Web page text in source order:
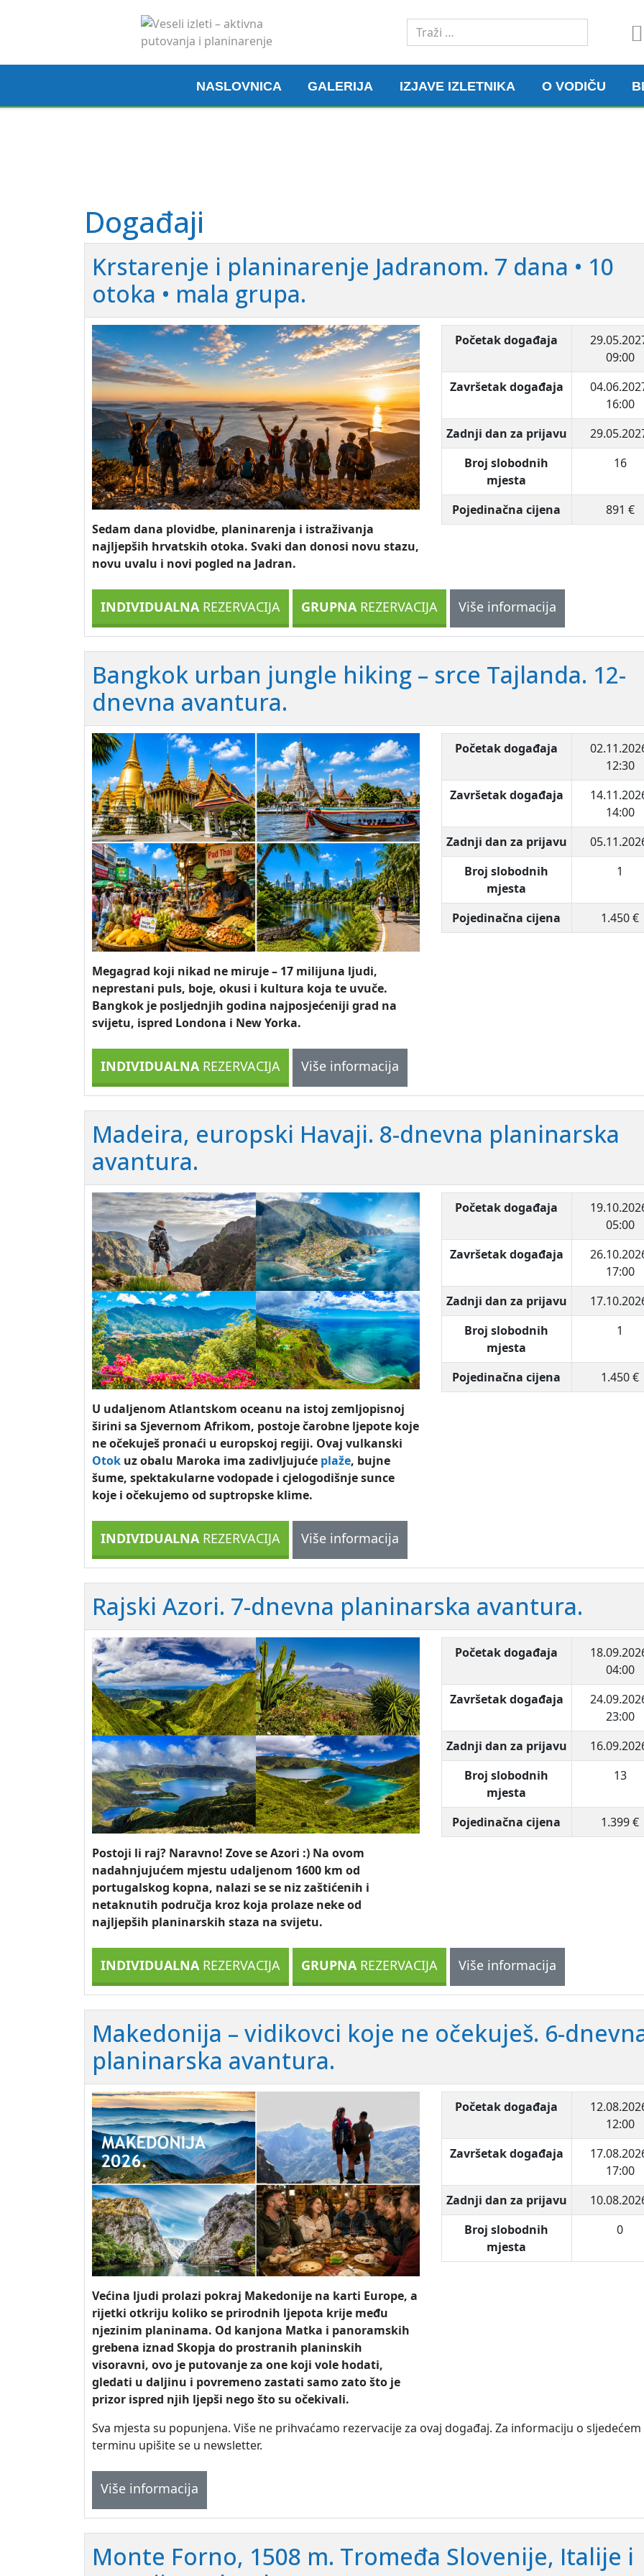
Traži
NASLOVNICA GALERIJA IZJAVE IZLETNIKA O VODIČU
Događaji
Krstarenje i planinarenje Jadranom. 7 dana • 10
otoka • mala grupa.
Sedam dana plovidbe, planinarenja i istraživanja
najljepših hrvatskih otoka. Svaki dan donosi novu stazu,
novu uvalu i novi pogled na Jadran.
Početak događaja
09:00
Završetak događaja
16:00
Zadnji dan za prijavu
Broj slobodnih
mjesta
16
Pojedinačna cijena 891 €
INDIVIDUALNAREZERVACIJA GRUPNAREZERVACIJA Više informacija
Bangkok urban jungle hiking – srce Tajlanda. 12-
dnevna avantura.
Megagrad koji nikad ne miruje – 17 milijuna ljudi,
neprestani puls, boje, okusi i kultura koja te uvuče.
Bangkok je posljednjih godina najposjećeniji grad na
svijetu, ispred Londona i New Yorka.
Početak događaja
12:30
Završetak događaja
14:00
Zadnji dan za prijavu
Broj slobodnih
mjesta
1
Pojedinačna cijena 1.450 €
INDIVIDUALNAREZERVACIJA Više informacija
Madeira, europski Havaji. 8-dnevna planinarska
avantura.
U udaljenom Atlantskom oceanu na istoj zemljopisnoj
širini sa Sjevernom Afrikom, postoje čarobne ljepote koje
ne očekuješ pronaći u europskoj regiji. Ovaj vulkanski
Otok uz obalu Maroka ima zadivljujuće plaže, bujne
šume, spektakularne vodopade i cjelogodišnje sunce
koje i očekujemo od suptropske klime.
Početak događaja
05:00
Završetak događaja
17:00
Zadnji dan za prijavu
Broj slobodnih
mjesta
1
Pojedinačna cijena 1.450 €
INDIVIDUALNA REZERVACIJA Više informacija
Rajski Azori. 7-dnevna planinarska avantura.
Postoji li raj? Naravno! Zove se Azori :) Na ovom
nadahnjujućem mjestu udaljenom 1600 km od
portugalskog kopna, nalazi se se niz zaštićenih i
netaknutih područja kroz koja prolaze neke od
najljepših planinarskih staza na svijetu.
Početak događaja
04:00
Završetak događaja
23:00
Zadnji dan za prijavu
Broj slobodnih
mjesta
13
Pojedinačna cijena 1.399 €
INDIVIDUALNAREZERVACIJA GRUPNAREZERVACIJA Više informacija
Makedonija – vidikovci koje ne očekuješ. 6-
planinarska avantura.
Većina ljudi prolazi pokraj Makedonije na karti Europe, a
rijetki otkriju koliko se prirodnih ljepota krije među
njezinim planinama. Od kanjona Matka i panoramskih
grebena iznad Skopja do prostranih planinskih
visoravni, ovo je putovanje za one koji vole hodati,
gledati u daljinu i povremeno zastati samo zato što je
prizor ispred njih ljepši nego što su očekivali.
Početak događaja
12:00
Završetak događaja
17:00
Zadnji dan za prijavu
Broj slobodnih
mjesta
0
Sva mjesta su popunjena. Više ne prihvaćamo rezervacije za ovaj događaj. Za informaciju o sljedećem
terminu upišite se u newsletter.
Više informacija
Monte Forno, 1508 m. Tromeđa Slovenije, Italije i